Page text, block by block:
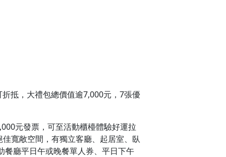
抵，大禮包總價值逾7,000元，7張優
元發票，可至活動櫃檯體驗好運拉
寬敞空間，有獨立客廳、起居室、臥
廳平日午或晚餐單人券、平日下午